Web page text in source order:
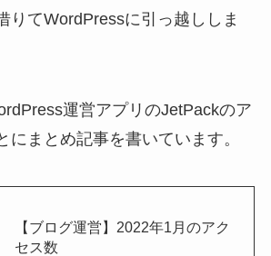
りてWordPressに引っ越ししま
運営アプリのJetPackのア
にまとめ記事を書いています。
【ブログ運営】2022年1月のアク
セス数